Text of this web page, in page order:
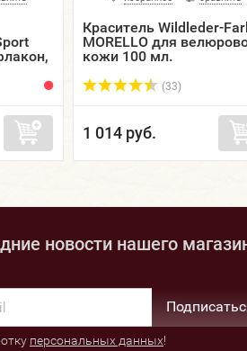
Краситель Wildleder-
MORELLO для
кожи 100 мл.
(33)
1 014 руб.
новости нашего
персональных данных!